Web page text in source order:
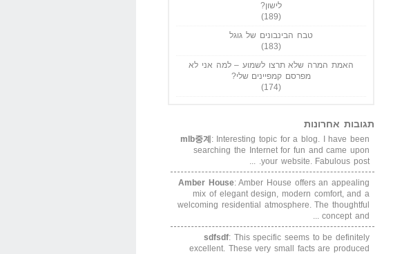
לישון?
(189)
טבח הבינבונים של גוגל
(183)
האמת המרה שלא תרצו לשמוע – למה אני לא
מפרסם קמפיינים שלי?
(174)
תגובות אחרונות
mlb중계 : Interesting topic for a blog. I have been
searching the Internet for fun and came upon
your website. Fabulous post. ...
Amber House: Amber House offers an appealing
mix of elegant design, modern comfort, and a
welcoming residential atmosphere. The thoughtful
concept and ...
sdfsdf: This specific seems to be definitely
excellent. These very small facts are produced